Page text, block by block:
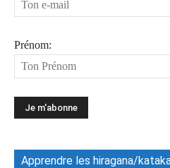
Prénom:
Apprendre les hiragana/